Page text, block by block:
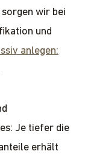
wir bei
und
anlegen:
Je tiefer die
erhält